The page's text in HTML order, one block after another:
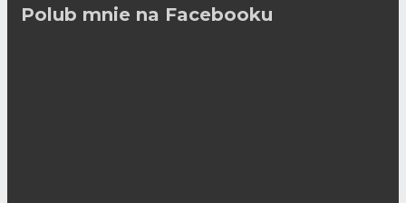
Polub mnie na Facebooku